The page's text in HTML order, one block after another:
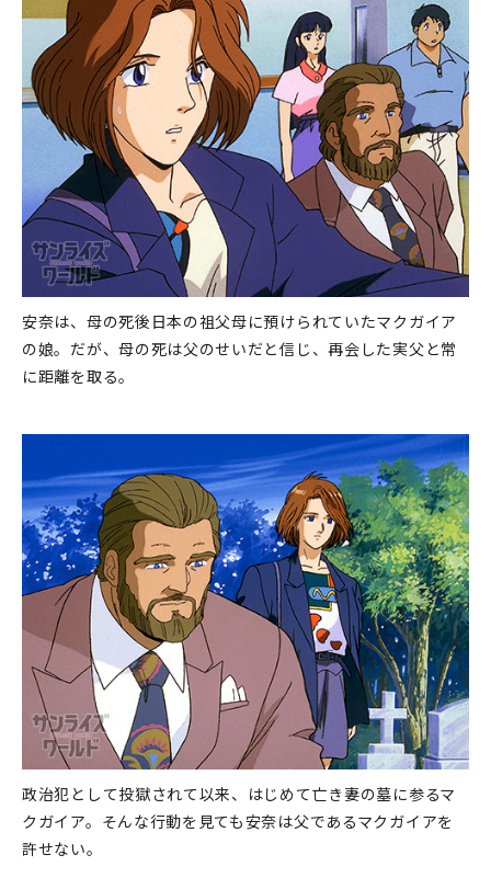
安奈は、母の死後日本の祖父母に預けられていたマクガイア
の娘。だが、母の死は父のせいだと信じ、再会した実父と常
に距離を取る。
政治犯として投獄されて以来、はじめて亡き妻の墓に参るマ
クガイア。そんな行動を見ても安奈は父であるマクガイアを
許せない。